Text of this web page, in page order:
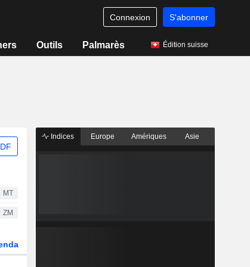
Connexion S'abonner
Outils Palmarès Édition suisse
MT
ZM
Indices Europe Amériques Asie